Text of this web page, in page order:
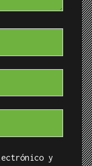
y